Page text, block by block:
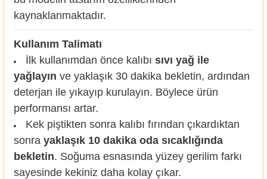
kaynaklanmaktadır.
Kullanım Talimatı
İlk kullanımdan önce kalıbı sıvı yağ ile
yağlayın ve yaklaşık 30 dakika bekletin, ardından
deterjan ile yıkayıp kurulayın. Böylece ürün
performansı artar.
Kek piştikten sonra kalıbı fırından çıkardıktan
sonra yaklaşık 10 dakika oda sıcaklığında
bekletin. Soğuma esnasında yüzey gerilim farkı
sayesinde kekiniz daha kolay çıkar.